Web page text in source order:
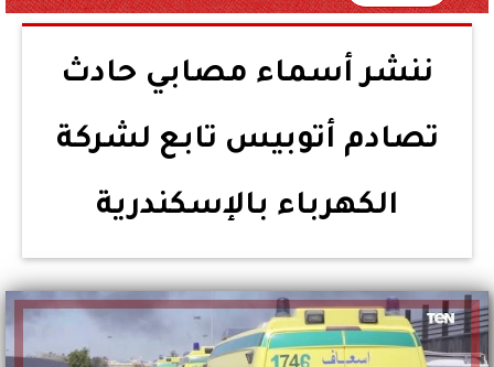
ننشر أسماء مصابي حادث
تصادم أتوبيس تابع لشركة
الكهرباء بالإسكندرية